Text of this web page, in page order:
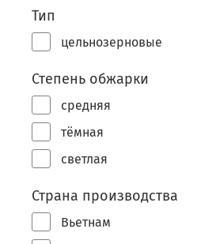
Тип
цельнозерновые
Степень обжарки
средняя
тёмная
светлая
Страна производства
Вьетнам